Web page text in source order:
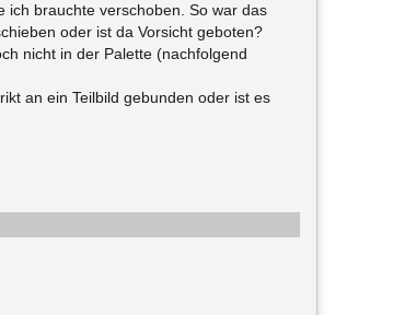
ich brauchte verschoben. So war das
oder ist da Vorsicht geboten?
nicht in der Palette (nachfolgend
an ein Teilbild gebunden oder ist es